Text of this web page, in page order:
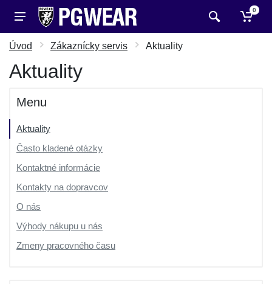
0
Úvod Zákaznícky servis Aktuality
Aktuality
Menu
Aktuality
Často kladené otázky
Kontaktné informácie
Kontakty na dopravcov
O nás
Výhody nákupu u nás
Zmeny pracovného času